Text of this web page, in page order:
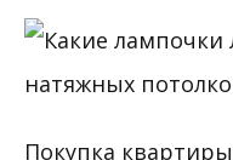
Покупка